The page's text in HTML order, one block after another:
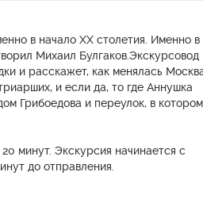
в начало XX столетия. Именно в
Михаил Булгаков.Экскурсовод
и расскажет, как менялась
и если да, то где Аннушка
Грибоедова и переулок, в котором
минут. Экскурсия начинается с
до отправления.